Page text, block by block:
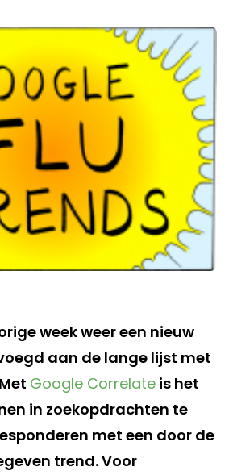
week weer een nieuw
aan de lange lijst met
Google Correlate is het
in zoekopdrachten te
met een door de
trend. Voor